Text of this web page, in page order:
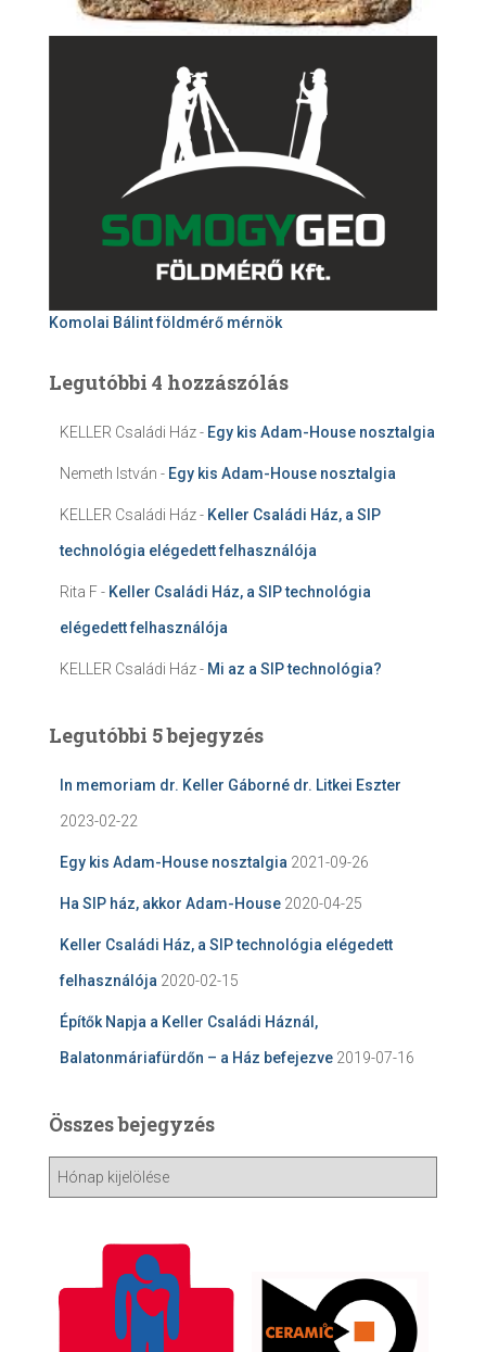
Komolai Bálint földmérő mérnök
Legutóbbi 4 hozzászólás
KELLER Családi Ház- Egy kis Adam-House nosztalgia
Nemeth István - Egy kis Adam-House nosztalgia
KELLER Családi Ház- Keller Családi Ház, a SIP
technológia elégedett felhasználója
Rita F- Keller Családi Ház, a SIP technológia
elégedett felhasználója
KELLER Családi Ház- Mi az a SIP technológia?
Legutóbbi 5 bejegyzés
In memoriam dr. Keller Gáborné dr. Litkei Eszter
2023-02-22
Egy kis Adam-House nosztalgia 2021-09-26
Ha SIP ház, akkor Adam-House 2020-04-25
Keller Családi Ház, a SIP technológia elégedett
felhasználója 2020-02-15
Építők Napja a Keller Családi Háznál,
Balatonmáriafürdőn – a Ház befejezve 2019-07-16
Összes bejegyzés